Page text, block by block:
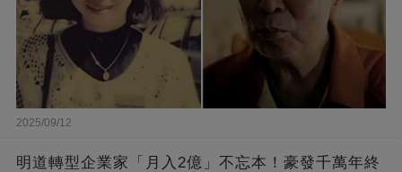
2025/09/12
明道轉型企業家「月入2億」不忘本！豪發千萬年終